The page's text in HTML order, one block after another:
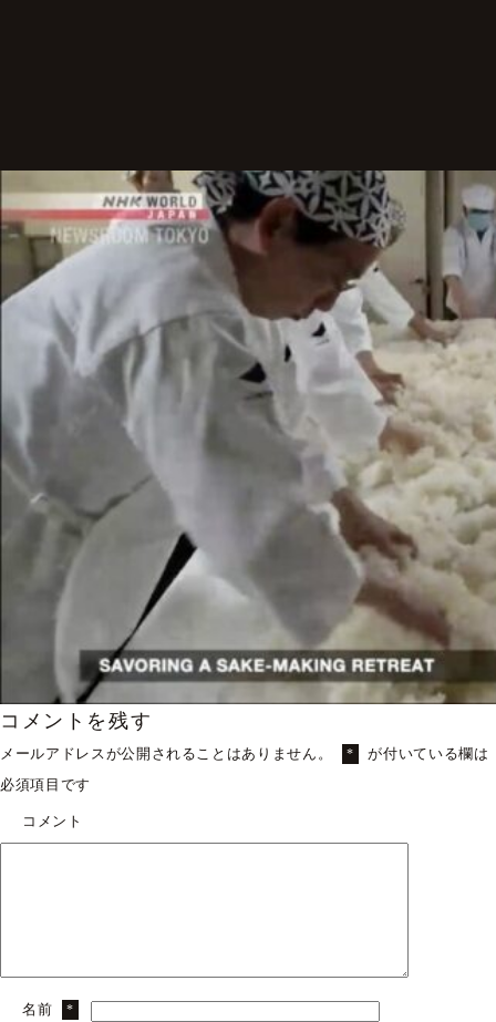
コメントを残す
メールアドレスが公開されることはありません。 *
が付いている欄は
必須項目です
コメント
名前 *